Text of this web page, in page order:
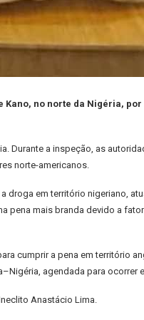
Kano, no norte da Nigéria,
Durante a inspeção, as
norte-americanos.
droga em território nigeriano,
pena mais branda devido a
cumprir a pena em território
agendada para ocorrer
Anastácio Lima.